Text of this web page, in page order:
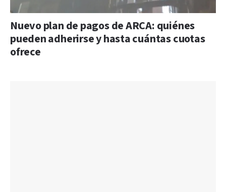
Nuevo plan de pagos de ARCA: quiénes
pueden adherirse y hasta cuántas cuotas
ofrece